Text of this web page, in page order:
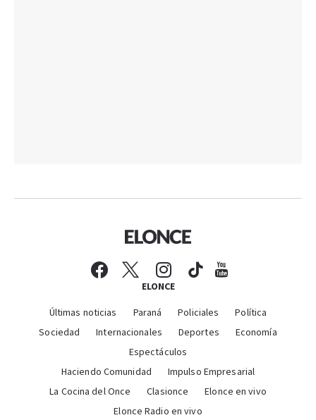
ELONCE
Últimas noticias Paraná Policiales
Política
Sociedad
Internacionales Deportes
Economía
Espectáculos
Haciendo Comunidad
Impulso Empresarial
La Cocina del Once
Clasionce
Elonce en vivo
Elonce Radio en vivo